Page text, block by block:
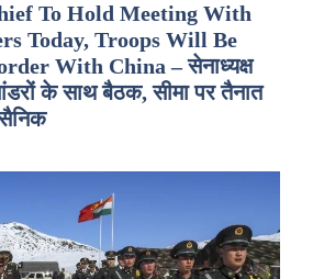
To Hold Meeting With
Today, Troops Will Be
With China – सेनाध्यक्ष
के साथ बैठक, सीमा पर तैनात